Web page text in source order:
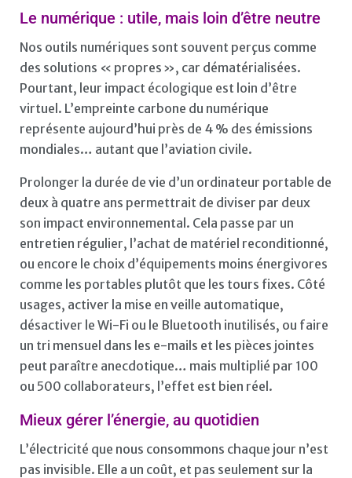
Le numérique : utile, mais loin d’être neutre
Nos outils numériques sont souvent perçus comme
des solutions « propres », car dématérialisées.
Pourtant, leur impact écologique est loin d’être
virtuel. L’empreinte carbone du numérique
représente aujourd’hui près de 4 % des émissions
mondiales… autant que l’aviation civile.
Prolonger la durée de vie d’un ordinateur portable de
deux à quatre ans permettrait de diviser par deux
son impact environnemental. Cela passe par un
entretien régulier, l’achat de matériel reconditionné,
ou encore le choix d’équipements moins énergivores
comme les portables plutôt que les tours fixes. Côté
usages, activer la mise en veille automatique,
désactiver le Wi-Fi ou le Bluetooth inutilisés, ou faire
un tri mensuel dans les e-mails et les pièces jointes
peut paraître anecdotique… mais multiplié par 100
ou 500 collaborateurs, l’effet est bien réel.
Mieux gérer l’énergie, au quotidien
L’électricité que nous consommons chaque jour n’est
pas invisible. Elle a un coût, et pas seulement sur la